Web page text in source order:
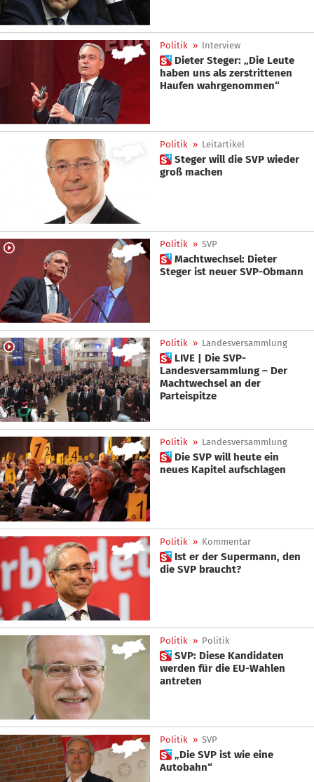
Politik » Interview
 Dieter Steger: „Die Leute
haben uns als zerstrittenen
Haufen wahrgenommen“
Politik » Leitartikel
 Steger will die SVP wieder
groß machen
Politik » SVP
 Machtwechsel: Dieter
Steger ist neuer SVP-Obmann
Politik » Landesversammlung
 LIVE | Die SVP-
Landesversammlung – Der
Machtwechsel an der
Parteispitze
Politik » Landesversammlung
 Die SVP will heute ein
neues Kapitel aufschlagen
Politik » Kommentar
 Ist er der Supermann, den
die SVP braucht?
Politik » Politik
 SVP: Diese Kandidaten
werden für die EU-Wahlen
antreten
Politik » SVP
 „Die SVP ist wie eine
Autobahn“